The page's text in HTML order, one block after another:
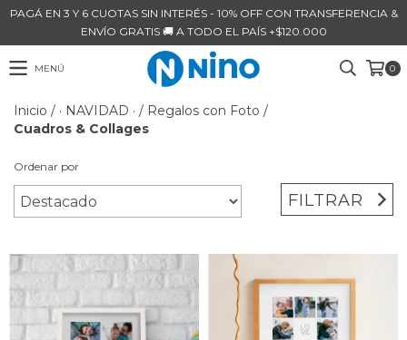
PAGÁ EN 3 Y 6 CUOTAS SIN INTERÉS - 10% OFF CON TRANSFERENCIA &
ENVÍO GRATIS 🚚 A TODO EL PAÍS +$120.000
MENÚ 0
Inicio / · NAVIDAD · / Regalos con Foto /
Cuadros & Collages
Ordenar por
FILTRAR